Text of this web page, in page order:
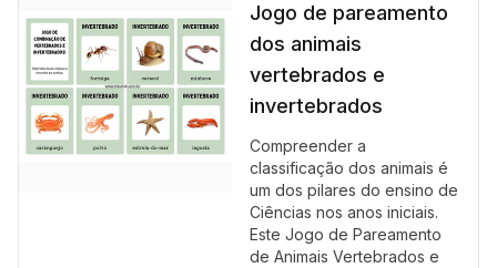
Jogo de pareamento
dos animais
vertebrados e
invertebrados
Compreender a
classificação dos animais é
um dos pilares do ensino de
Ciências nos anos iniciais.
Este Jogo de Pareamento
de Animais Vertebrados e